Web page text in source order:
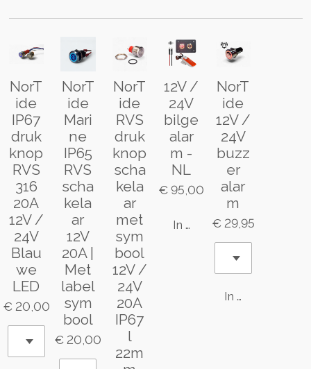
NorT
ide
IP67
druk
knop
RVS
316
20A
12V /
24V
Blau
we
LED
€ 20,00
NorT
ide
Mari
ne
IP65
RVS
scha
kela
ar
12V
20A |
Met
label
sym
bool
€ 20,00
NorT
ide
RVS
druk
knop
scha
kela
ar
met
sym
bool
12V /
24V
20A
IP67
l
22m
12V /
24V
bilge
alar
m -
NL
€ 95,00
In winkelwagen
NorT
ide
12V /
24V
buzz
er
alar
m
€ 29,95
In winkelwagen